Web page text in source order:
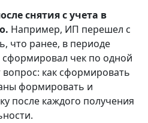
снятия с учета в
Например, ИП перешел с
что ранее, в периоде
чек по одной
как сформировать
формировать и
после каждого получения